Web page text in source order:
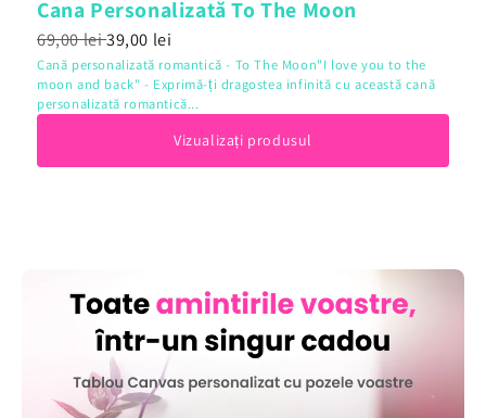
Cana Personalizată To The Moon
69,00 lei39,00 lei
Cană personalizată romantică - To The Moon"I love you to the
moon and back" - Exprimă-ți dragostea infinită cu această cană
personalizată romantică...
Vizualizați produsul